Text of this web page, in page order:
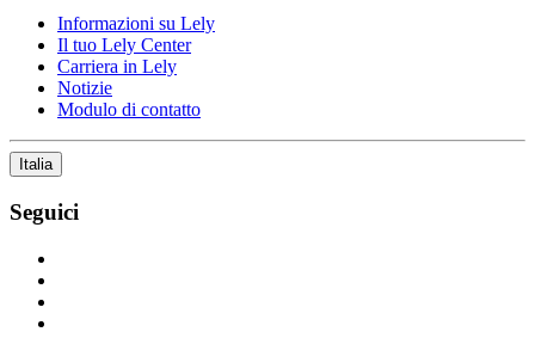
Informazioni su Lely
Il tuo Lely Center
Carriera in Lely
Notizie
Modulo di contatto
Italia
Seguici